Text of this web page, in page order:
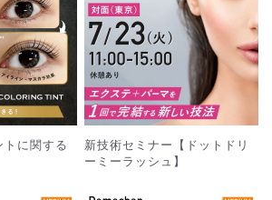
トに関する
新技術セミナー【ドットドリ
ーミーラッシュ】